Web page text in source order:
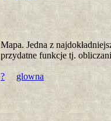
Mapa. Jedna z
przydatne funkcje tj.
? glowna